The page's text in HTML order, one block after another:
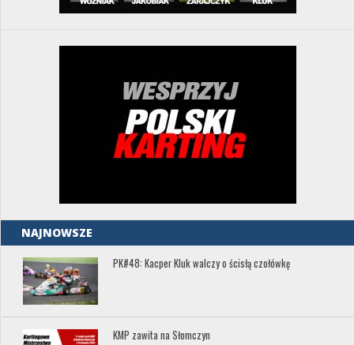
NAJNOWSZE
PK#48: Kacper Kluk walczy o ścisłą czołówkę
KMP zawita na Słomczyn